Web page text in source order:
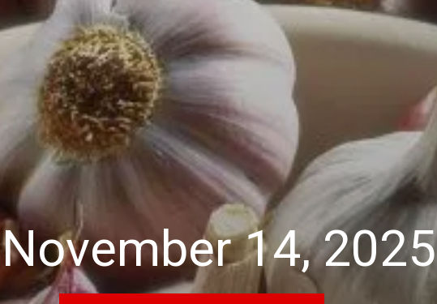
November 14, 2025